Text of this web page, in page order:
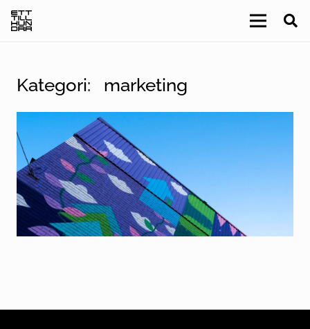
Kategori: marketing